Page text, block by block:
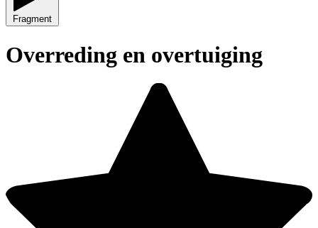
Fragment
Overreding en overtuiging